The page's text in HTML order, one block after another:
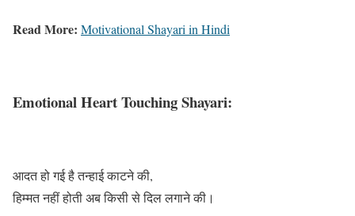
Read More: Motivational Shayari in Hindi
Emotional Heart Touching Shayari:
आदत हो गई है तन्हाई काटने की,
हिम्मत नहीं होती अब किसी से दिल लगाने की।